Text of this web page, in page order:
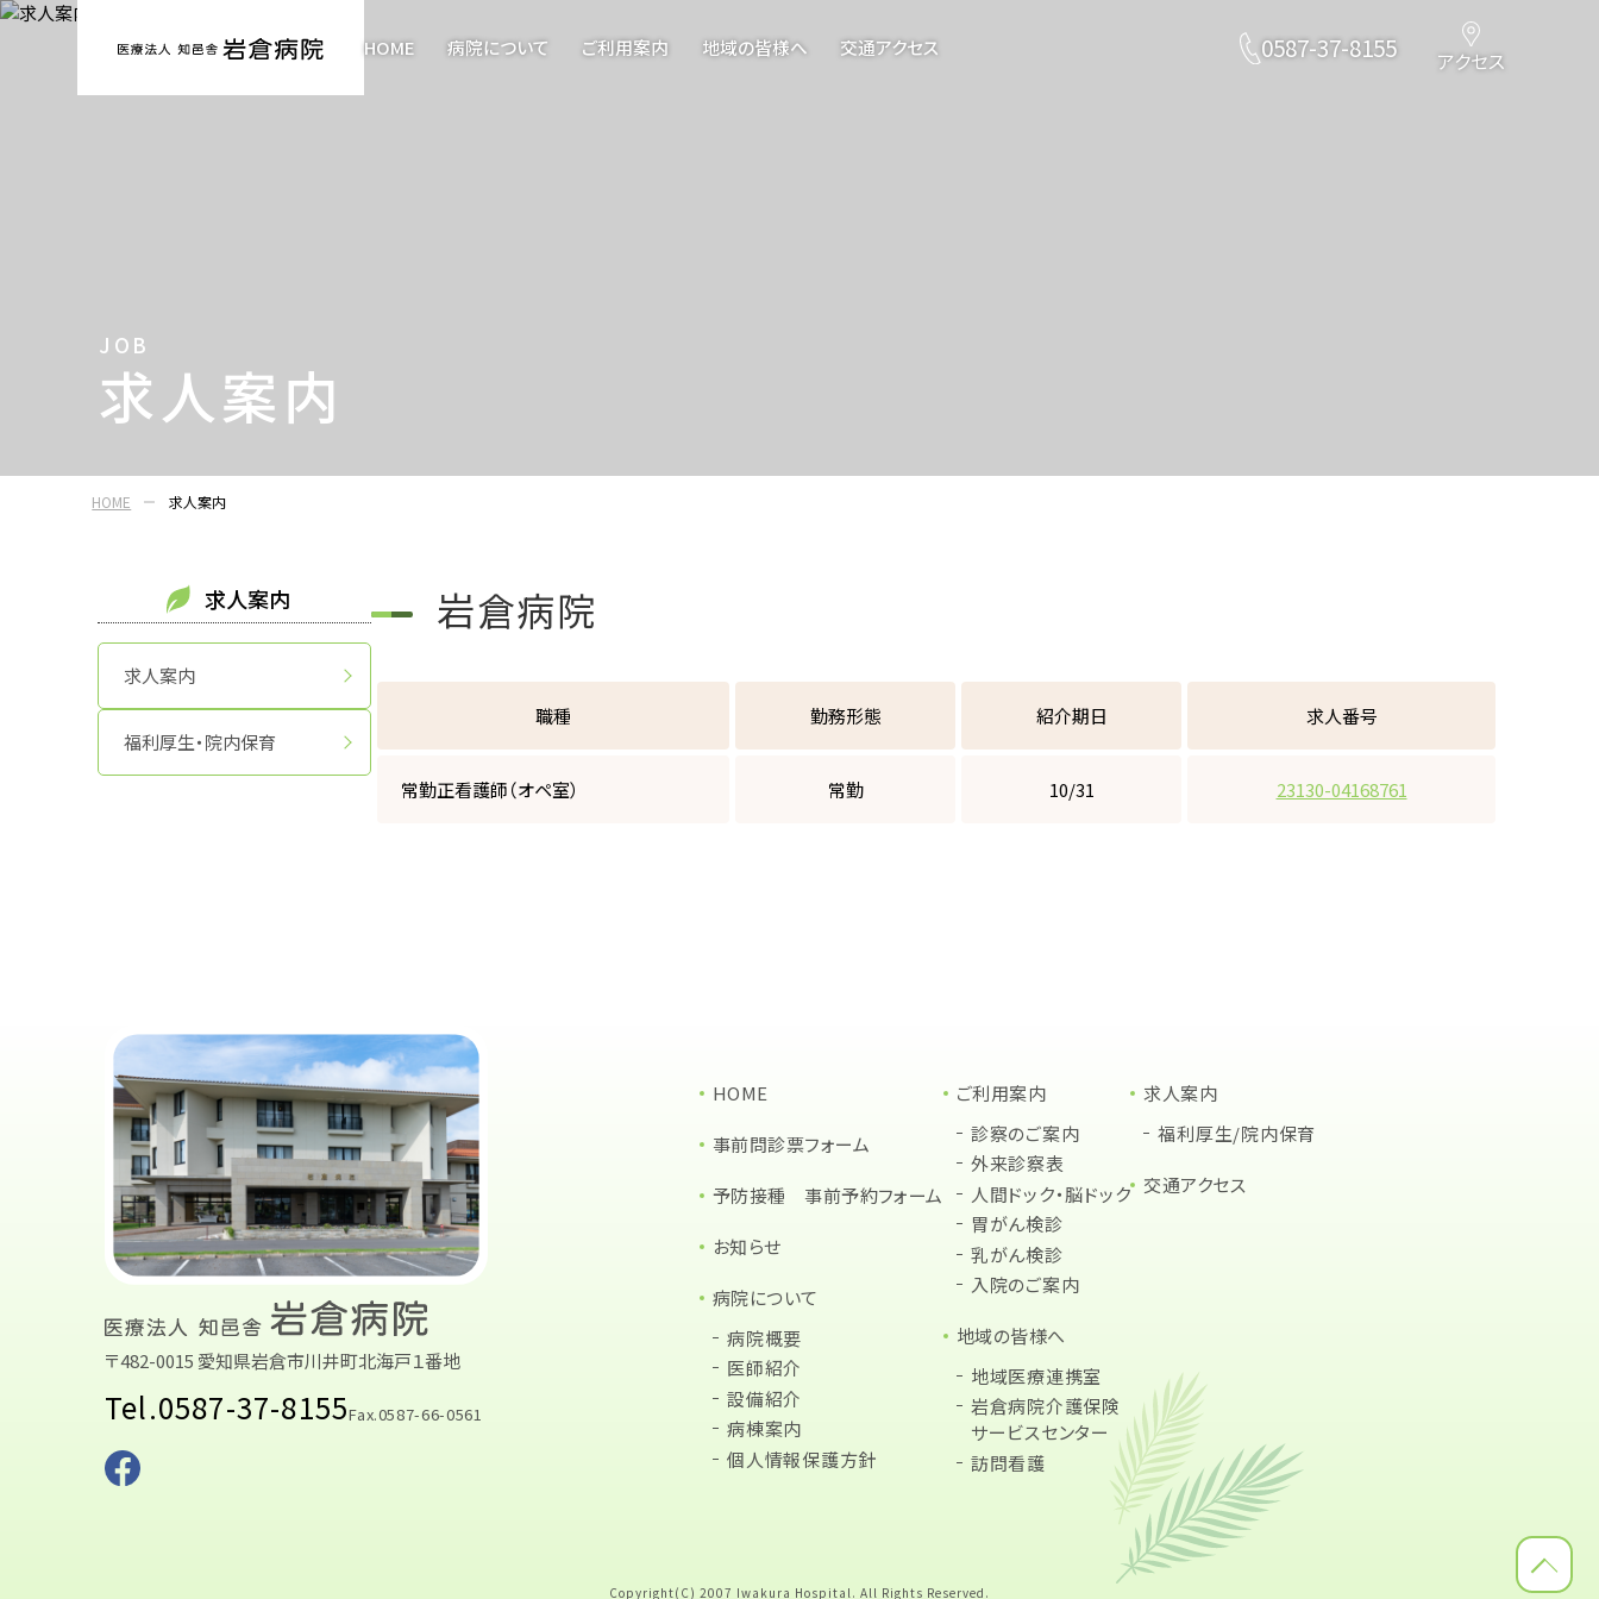
医療法人 知邑舎 岩倉病院 HOME 病院について ご利用案内 地域の皆様へ 交通アクセス 0587-37-8155 アクセス
JOB
求人案内
HOME 求人案内
岩倉病院
職種 勤務形態 紹介期日 求人番号
常勤正看護師（オペ室） 常勤 10/31 23130-04168761
求人案内
求人案内
福利厚生・院内保育
〒482-0015 愛知県岩倉市川井町北海戸１番地
Tel.0587-37-8155Fax.0587-66-0561
HOME
事前問診票フォーム
予防接種 事前予約フォーム
お知らせ
病院について
病院概要
医師紹介
設備紹介
病棟案内
個人情報保護方針
ご利用案内
診察のご案内
外来診察表
人間ドック・脳ドック
胃がん検診
乳がん検診
入院のご案内
地域の皆様へ
地域医療連携室
岩倉病院介護保険
サービスセンター
訪問看護
求人案内
福利厚生/院内保育
交通アクセス
Copyright(C) 2007 Iwakura Hospital. All Rights Reserved.
TOPへ戻